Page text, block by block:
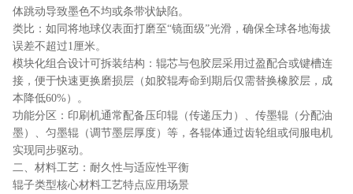
体跳动导致墨色不均或条带状缺陷。
类比：如同将地球仪表面打磨至“镜面级”光滑，确保全球各地海拔
误差不超过1厘米。
模块化组合设计可拆装结构：辊芯与包胶层采用过盈配合或键槽连
接，便于快速更换磨损层（如胶辊寿命到期后仅需替换橡胶层，成
本降低60%）。
功能分区：印刷机通常配备压印辊（传递压力）、传墨辊（分配油
墨）、匀墨辊（调节墨层厚度）等，各辊体通过齿轮组或伺服电机
实现同步驱动。
二、材料工艺：耐久性与适应性平衡
辊子类型核心材料工艺特点应用场景